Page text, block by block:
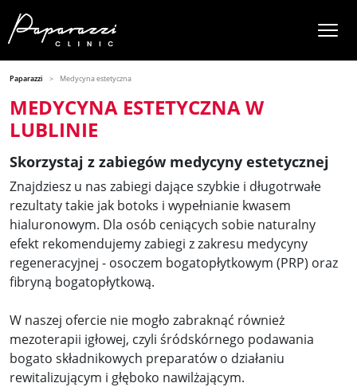
Paparazzi Medycyna estetyczna
MEDYCYNA ESTETYCZNA W
LUBLINIE
Skorzystaj z zabiegów medycyny estetycznej
Znajdziesz u nas zabiegi dające szybkie i długotrwałe
rezultaty takie jak botoks i wypełnianie kwasem
hialuronowym. Dla osób ceniących sobie naturalny
efekt rekomendujemy zabiegi z zakresu medycyny
regeneracyjnej - osoczem bogatopłytkowym (PRP) oraz
fibryną bogatopłytkową.
W naszej ofercie nie mogło zabraknąć również
mezoterapii igłowej, czyli śródskórnego podawania
bogato składnikowych preparatów o działaniu
rewitalizującym i głęboko nawilżającym.